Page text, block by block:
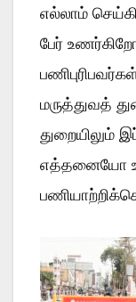
எல்லாம்
பேர்
மருத்துவத்
துறையிலும்
எத்தனையோ